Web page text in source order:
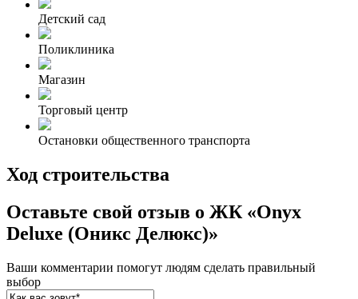
Детский сад
Поликлиника
Магазин
Торговый центр
Остановки общественного транспорта
Ход строительства
Оставьте свой отзыв о ЖК «Onyx
Deluxe (Оникс Делюкс)»
Ваши комментарии помогут людям сделать правильный
выбор